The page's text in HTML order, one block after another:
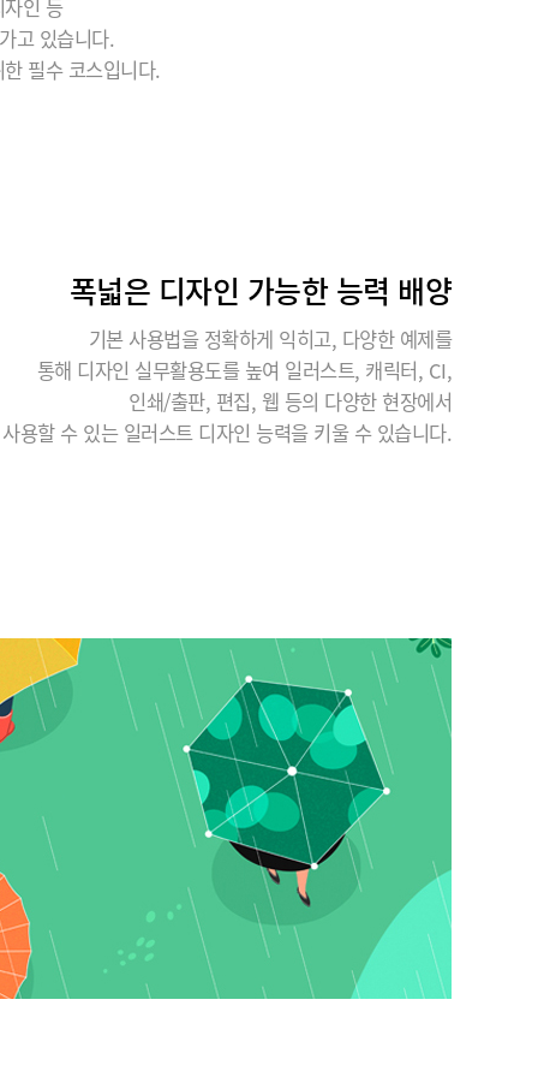
인 등
고 있습니다.
필수 코스입니다.
폭넓은 디자인 가능한 능력 배양
기본 사용법을 정확하게 익히고, 다양한 예제를
통해 디자인 실무활용도를 높여 일러스트, 캐릭터, CI,
인쇄/출판, 편집, 웹 등의 다양한 현장에서
사용할 수 있는 일러스트 디자인 능력을 키울 수 있습니다.